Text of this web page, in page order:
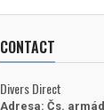
CONTACT
Divers Direct
Adresa: Čs.